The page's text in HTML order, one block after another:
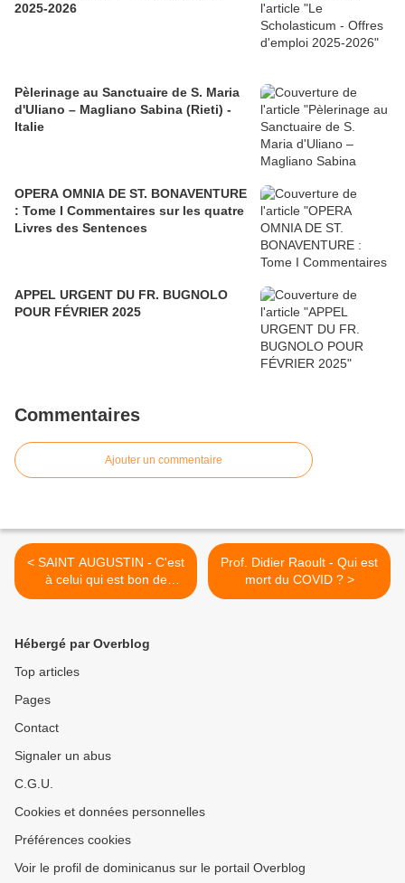
2025-2026
Pèlerinage au Sanctuaire de S. Maria
d'Uliano – Magliano Sabina (Rieti) -
Italie
OPERA OMNIA DE ST. BONAVENTURE
: Tome I Commentaires sur les quatre
Livres des Sentences
APPEL URGENT DU FR. BUGNOLO
POUR FÉVRIER 2025
Commentaires
Ajouter un commentaire
< SAINT AUGUSTIN - C'est
à celui qui est bon de
tolérer celui qui est
Prof. Didier Raoult - Qui est
mort du COVID ? >
Hébergé par Overblog
Top articles
Pages
Contact
Signaler un abus
C.G.U.
Cookies et données personnelles
Préférences cookies
Voir le profil de dominicanus sur le portail Overblog